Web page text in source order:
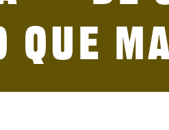
que